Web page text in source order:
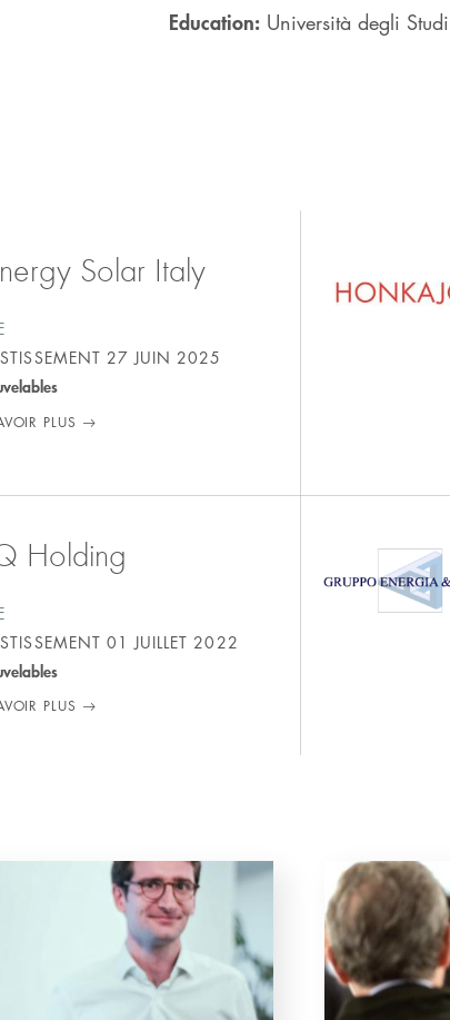
Education: Università degli
Solar Italy
27 JUIN 2025
PLUS
Holding
01 JUILLET 2022
PLUS